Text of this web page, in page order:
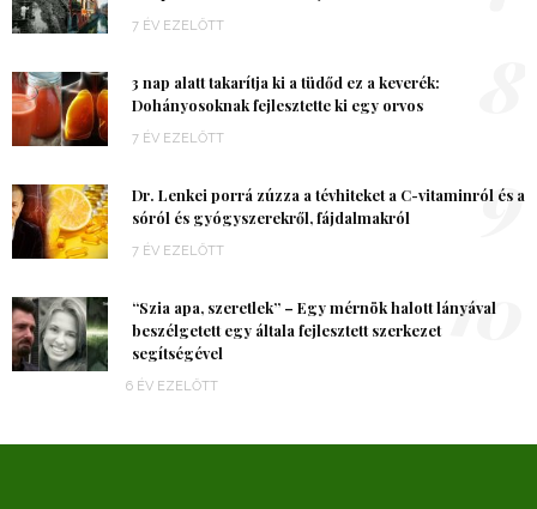
7 ÉV EZELŐTT
3 nap alatt takarítja ki a tüdőd ez a keverék:
Dohányosoknak fejlesztette ki egy orvos
7 ÉV EZELŐTT
Dr. Lenkei porrá zúzza a tévhiteket a C-vitaminról és a
sóról és gyógyszerekről, fájdalmakról
7 ÉV EZELŐTT
9
“Szia apa, szeretlek” – Egy mérnök halott lányával
beszélgetett egy általa fejlesztett szerkezet
segítségével
6 ÉV EZELŐTT
10